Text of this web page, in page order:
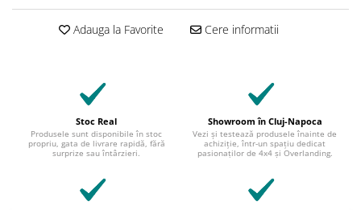
Adauga la Favorite Cere informatii
Stoc Real
Produsele sunt disponibile în stoc
propriu, gata de livrare rapidă, fără
surprize sau întârzieri.
Showroom în Cluj-Napoca
Vezi și testează produsele înainte de
achiziție, într-un spațiu dedicat
pasionaților de 4x4 și Overlanding.